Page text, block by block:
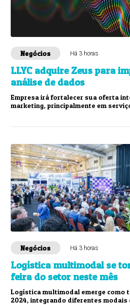
Negócios Há 3 horas
LLYC adquire Zeus para
análise de dados
Empresa irá fortalecer sua oferta
marketing, principalmente em
Negócios Há 3 horas
Logística multimodal se
feira do setor neste mês
Logística multimodal emerge como
2024, integrando diferentes